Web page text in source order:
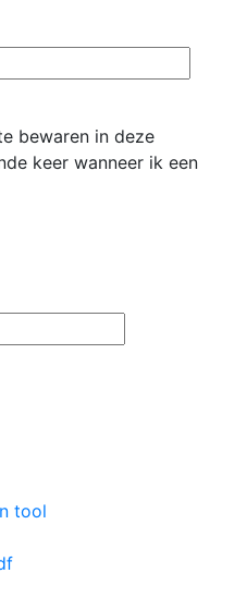
bewaren in deze
keer wanneer ik een
tool